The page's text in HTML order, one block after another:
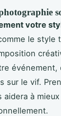
votre
le style
sur le vif.
aidera à